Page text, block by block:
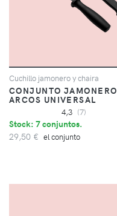
Cuchillo jamonero y chaira
CONJUNTO JAMONERO
ARCOS UNIVERSAL
4,3 (7)
Stock: 7 conjuntos.
29,50 € el conjunto